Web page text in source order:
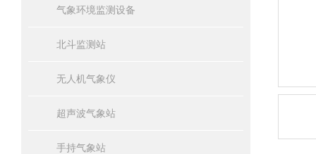
气象环境监测设备
北斗监测站
无人机气象仪
超声波气象站
手持气象站